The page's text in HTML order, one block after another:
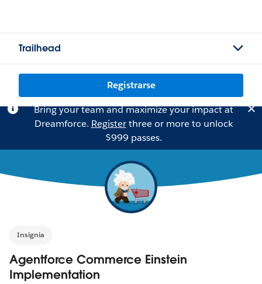
Trailhead
Registrarse
Bring your team and maximize your impact at
Dreamforce. Registerthree or more to unlock
$999 passes.
Insignia
Agentforce Commerce Einstein
Implementation